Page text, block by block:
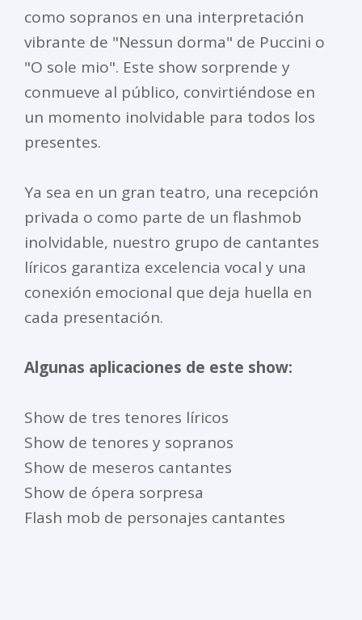
como sopranos en una interpretación
vibrante de "Nessun dorma" de Puccini o
"O sole mio". Este show sorprende y
conmueve al público, convirtiéndose en
un momento inolvidable para todos los
presentes.
Ya sea en un gran teatro, una recepción
privada o como parte de un flashmob
inolvidable, nuestro grupo de cantantes
líricos garantiza excelencia vocal y una
conexión emocional que deja huella en
cada presentación.
Algunas aplicaciones de este show:
Show de tres tenores líricos
Show de tenores y sopranos
Show de meseros cantantes
Show de ópera sorpresa
Flash mob de personajes cantantes